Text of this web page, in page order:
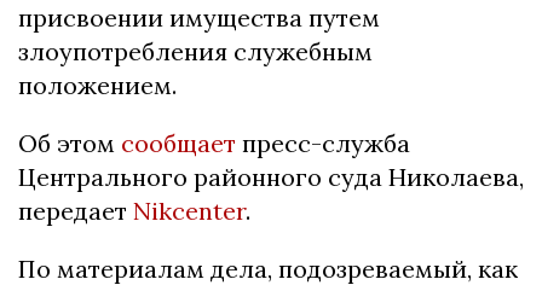
присвоении имущества путем
злоупотребления служебным
положением.
Об этом сообщает пресс-служба
Центрального районного суда Николаева,
передает Nikcenter.
По материалам дела, подозреваемый, как